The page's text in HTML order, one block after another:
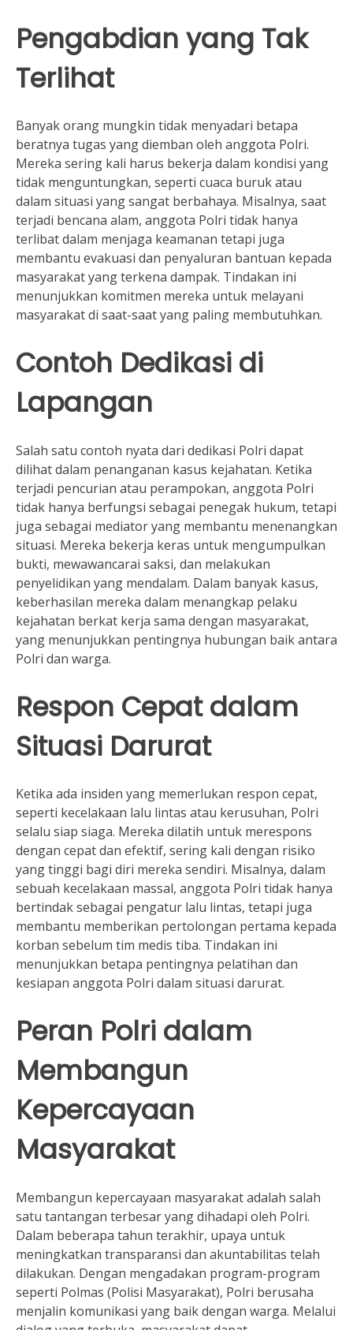
Pengabdian yang Tak
Terlihat
Banyak orang mungkin tidak menyadari betapa
beratnya tugas yang diemban oleh anggota Polri.
Mereka sering kali harus bekerja dalam kondisi yang
tidak menguntungkan, seperti cuaca buruk atau
dalam situasi yang sangat berbahaya. Misalnya, saat
terjadi bencana alam, anggota Polri tidak hanya
terlibat dalam menjaga keamanan tetapi juga
membantu evakuasi dan penyaluran bantuan kepada
masyarakat yang terkena dampak. Tindakan ini
menunjukkan komitmen mereka untuk melayani
masyarakat di saat-saat yang paling membutuhkan.
Contoh Dedikasi di
Lapangan
Salah satu contoh nyata dari dedikasi Polri dapat
dilihat dalam penanganan kasus kejahatan. Ketika
terjadi pencurian atau perampokan, anggota Polri
tidak hanya berfungsi sebagai penegak hukum, tetapi
juga sebagai mediator yang membantu menenangkan
situasi. Mereka bekerja keras untuk mengumpulkan
bukti, mewawancarai saksi, dan melakukan
penyelidikan yang mendalam. Dalam banyak kasus,
keberhasilan mereka dalam menangkap pelaku
kejahatan berkat kerja sama dengan masyarakat,
yang menunjukkan pentingnya hubungan baik antara
Polri dan warga.
Respon Cepat dalam
Situasi Darurat
Ketika ada insiden yang memerlukan respon cepat,
seperti kecelakaan lalu lintas atau kerusuhan, Polri
selalu siap siaga. Mereka dilatih untuk merespons
dengan cepat dan efektif, sering kali dengan risiko
yang tinggi bagi diri mereka sendiri. Misalnya, dalam
sebuah kecelakaan massal, anggota Polri tidak hanya
bertindak sebagai pengatur lalu lintas, tetapi juga
membantu memberikan pertolongan pertama kepada
korban sebelum tim medis tiba. Tindakan ini
menunjukkan betapa pentingnya pelatihan dan
kesiapan anggota Polri dalam situasi darurat.
Peran Polri dalam
Membangun
Kepercayaan
Masyarakat
Membangun kepercayaan masyarakat adalah salah
satu tantangan terbesar yang dihadapi oleh Polri.
Dalam beberapa tahun terakhir, upaya untuk
meningkatkan transparansi dan akuntabilitas telah
dilakukan. Dengan mengadakan program-program
seperti Polmas (Polisi Masyarakat), Polri berusaha
menjalin komunikasi yang baik dengan warga. Melalui